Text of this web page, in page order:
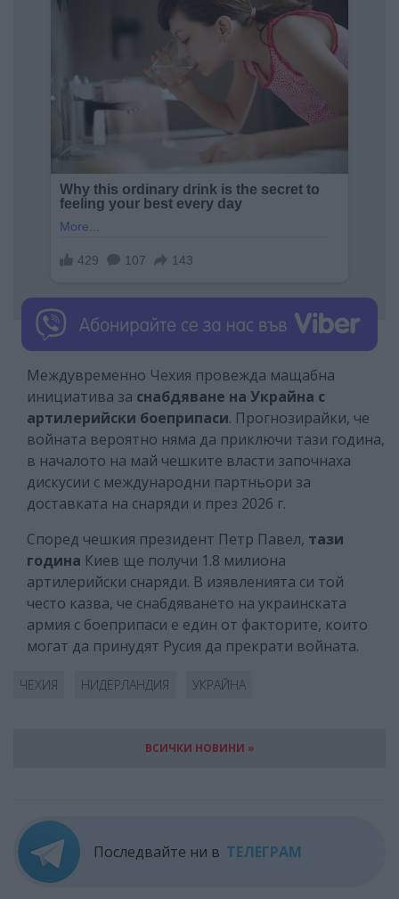
Междувременно Чехия провежда мащабна
инициатива за снабдяване на Украйна с
артилерийски боеприпаси. Прогнозирайки, че
войната вероятно няма да приключи тази година,
в началото на май чешките власти започнаха
дискусии с международни партньори за
доставката на снаряди и през 2026 г.
Според чешкия президент Петр Павел, тази
година Киев ще получи 1.8 милиона
артилерийски снаряди. В изявленията си той
често казва, че снабдяването на украинската
армия с боеприпаси е един от факторите, които
могат да принудят Русия да прекрати войната.
ЧЕХИЯ НИДЕРЛАНДИЯ УКРАЙНА
ВСИЧКИ НОВИНИ »
Последвайте ни в ТЕЛЕГРАМ